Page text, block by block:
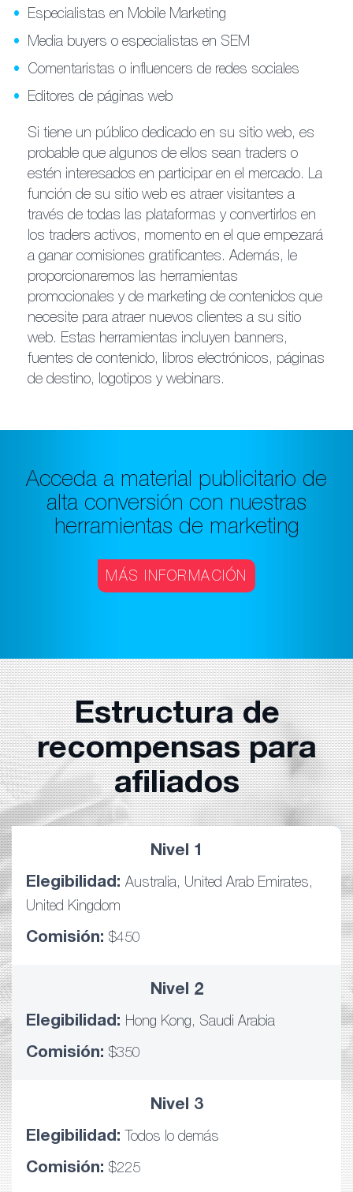
Especialistas en Mobile Marketing
Media buyers o especialistas en SEM
Comentaristas o influencers de redes sociales
Editores de páginas web
Si tiene un público dedicado en su sitio web, es
probable que algunos de ellos sean traders o
estén interesados en participar en el mercado. La
función de su sitio web es atraer visitantes a
través de todas las plataformas y convertirlos en
los traders activos, momento en el que empezará
a ganar comisiones gratificantes. Además, le
proporcionaremos las herramientas
promocionales y de marketing de contenidos que
necesite para atraer nuevos clientes a su sitio
web. Estas herramientas incluyen banners,
fuentes de contenido, libros electrónicos, páginas
de destino, logotipos y webinars.
Acceda a material publicitario de
alta conversión con nuestras
herramientas de marketing
MÁS INFORMACIÓN
Estructura de
recompensas para
afiliados
Nivel 1
Elegibilidad: Australia, United Arab Emirates,
United Kingdom
Comisión: $450
Nivel 2
Elegibilidad: Hong Kong, Saudi Arabia
Comisión: $350
Nivel 3
Elegibilidad:
Todos lo demás
Comisión: $225